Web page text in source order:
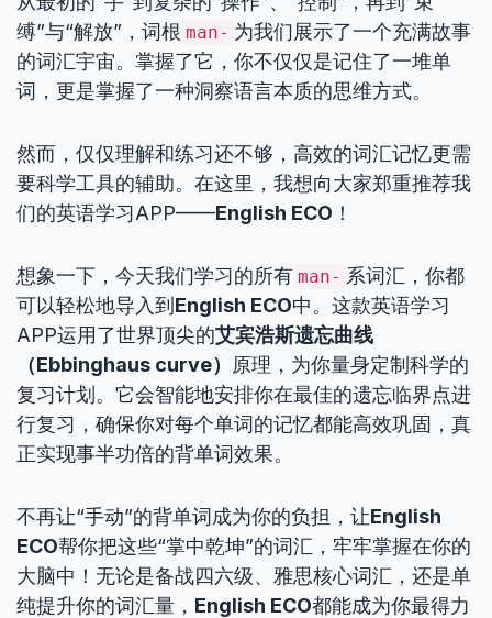
缚”与“解放”，词根 man- 为我们展示了一个充满故事
的词汇宇宙。掌握了它，你不仅仅是记住了一堆单
词，更是掌握了一种洞察语言本质的思维方式。
然而，仅仅理解和练习还不够，高效的词汇记忆更需
要科学工具的辅助。在这里，我想向大家郑重推荐我
们的英语学习APP——English ECO ！
想象一下，今天我们学习的所有 man- 系词汇，你都
可以轻松地导入到 English ECO中。这款英语学习
APP运用了世界顶尖的艾宾浩斯遗忘曲线
（Ebbinghaus curve） 原理，为你量身定制科学的
复习计划。它会智能地安排你在最佳的遗忘临界点进
行复习，确保你对每个单词的记忆都能高效巩固，真
正实现事半功倍的背单词效果。
不再让“手动”的背单词成为你的负担，让English
ECO帮你把这些“掌中乾坤”的词汇，牢牢掌握在你的
大脑中！无论是备战四六级、雅思核心词汇，还是单
纯提升你的词汇量， English ECO都能成为你最得力